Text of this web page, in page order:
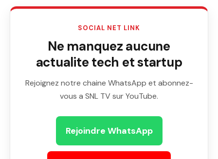
SOCIAL NET LINK
Ne manquez aucune
actualite tech et startup
Rejoignez notre chaine WhatsApp et abonnez-
vous a SNL TV sur YouTube.
Rejoindre WhatsApp